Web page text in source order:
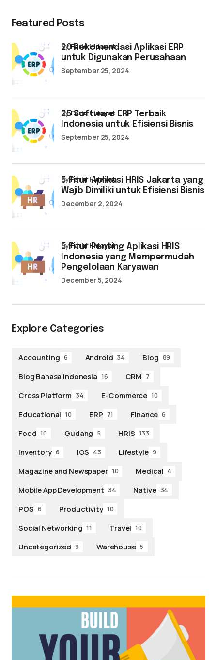
Featured Posts
20 Rekomendasi Aplikasi ERP
untuk Digunakan Perusahaan
byFarid Hidayat
September 25, 2024
25 Software ERP Terbaik
Indonesia untuk Efisiensi Bisnis
byFarid Hidayat
September 25, 2024
5 Fitur Aplikasi HRIS Jakarta yang
Wajib Dimiliki untuk Efisiensi Bisnis
byFarid Hidayat
December 2, 2024
5 Fitur Penting Aplikasi HRIS
Indonesia yang Mempermudah
Pengelolaan Karyawan
byFarid Hidayat
December 5, 2024
Explore Categories
Accounting 6 Android 34 Blog 89
Blog Bahasa Indonesia 16 CRM 7
Cross Platform 34 E-Commerce 10
Educational 10 ERP 71 Finance 6
Food 10 Gudang 5 HRIS 133
Inventory 6 iOS 43 Lifestyle 9
Magazine and Newspaper 10 Medical 4
Mobile App Development 34 Native 34
POS 6 Productivity 10
Social Networking 11 Travel 10
Uncategorized 9 Warehouse 5